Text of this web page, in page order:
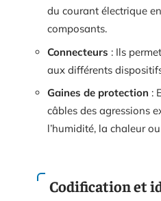
du courant électrique
composants.
Connecteurs : Ils
aux différents
Gaines de protection :
câbles des agressions
l’humidité, la chaleur
Codification et